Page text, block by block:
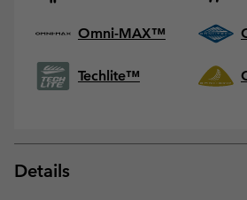
Omni-MAX™
Techlite™
Details